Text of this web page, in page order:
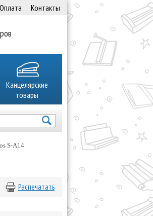
Оплата Контакты
Канцелярские
товары
S-A14
Распечатать